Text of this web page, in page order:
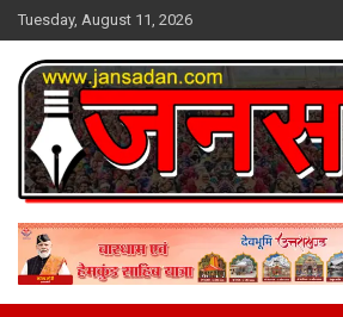
Skip
to
content
Tuesday, August 11, 2026
Jan Sadan